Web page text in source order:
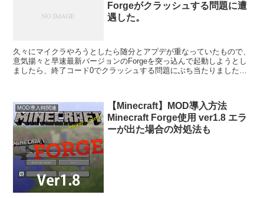
Forgeがクラッシュする問題に遭
遇した。
久々にマイクラやろうとしたら随分とアプデが重なっていたもので、
意気揚々と早速最新バージョンのForgeを突っ込んで起動しようとし
ましたら、終了コード0でクラッシュする問題にぶち当たりました。
MOD導入時関連
【Minecraft】MOD導入方法
Minecraft Forge使用 ver1.8 エラ
ーが出た場合の対処法も